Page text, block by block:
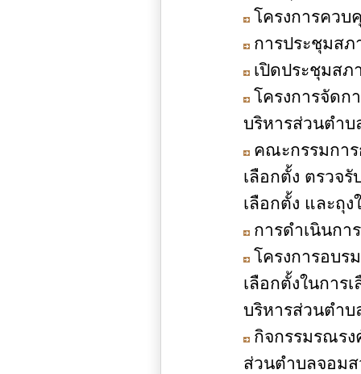
โครงการควบ
การประชุมสภ
เปิดประชุมสภ
โครงการจัดก
บริหารส่วนตำบ
คณะกรรมการ
เลือกตั้ง ตรวจ
เลือกตั้ง และถุ
การดำเนินกา
โครงการอบร
เลือกตั้งในการ
บริหารส่วนตำบ
กิจกรรมรณรง
ส่วนตำบลจอม